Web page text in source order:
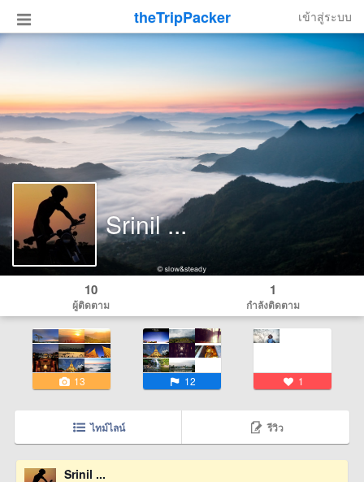
theTripPacker เข้าสู่ระบบ
Srinil ...
10
ผู้ติดตาม
1
กำลังติดตาม
13 12 1
ไทม์ไลน์ รีวิว
Srinil ...